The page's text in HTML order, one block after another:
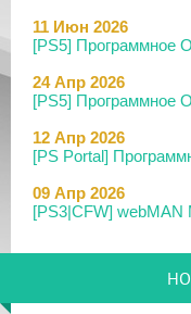
11 Июн 2026
[PS5] Программное
24 Апр 2026
[PS5] Программное
12 Апр 2026
[PS Portal]
09 Апр 2026
[PS3|CFW] webMAN
19 Мар 2026